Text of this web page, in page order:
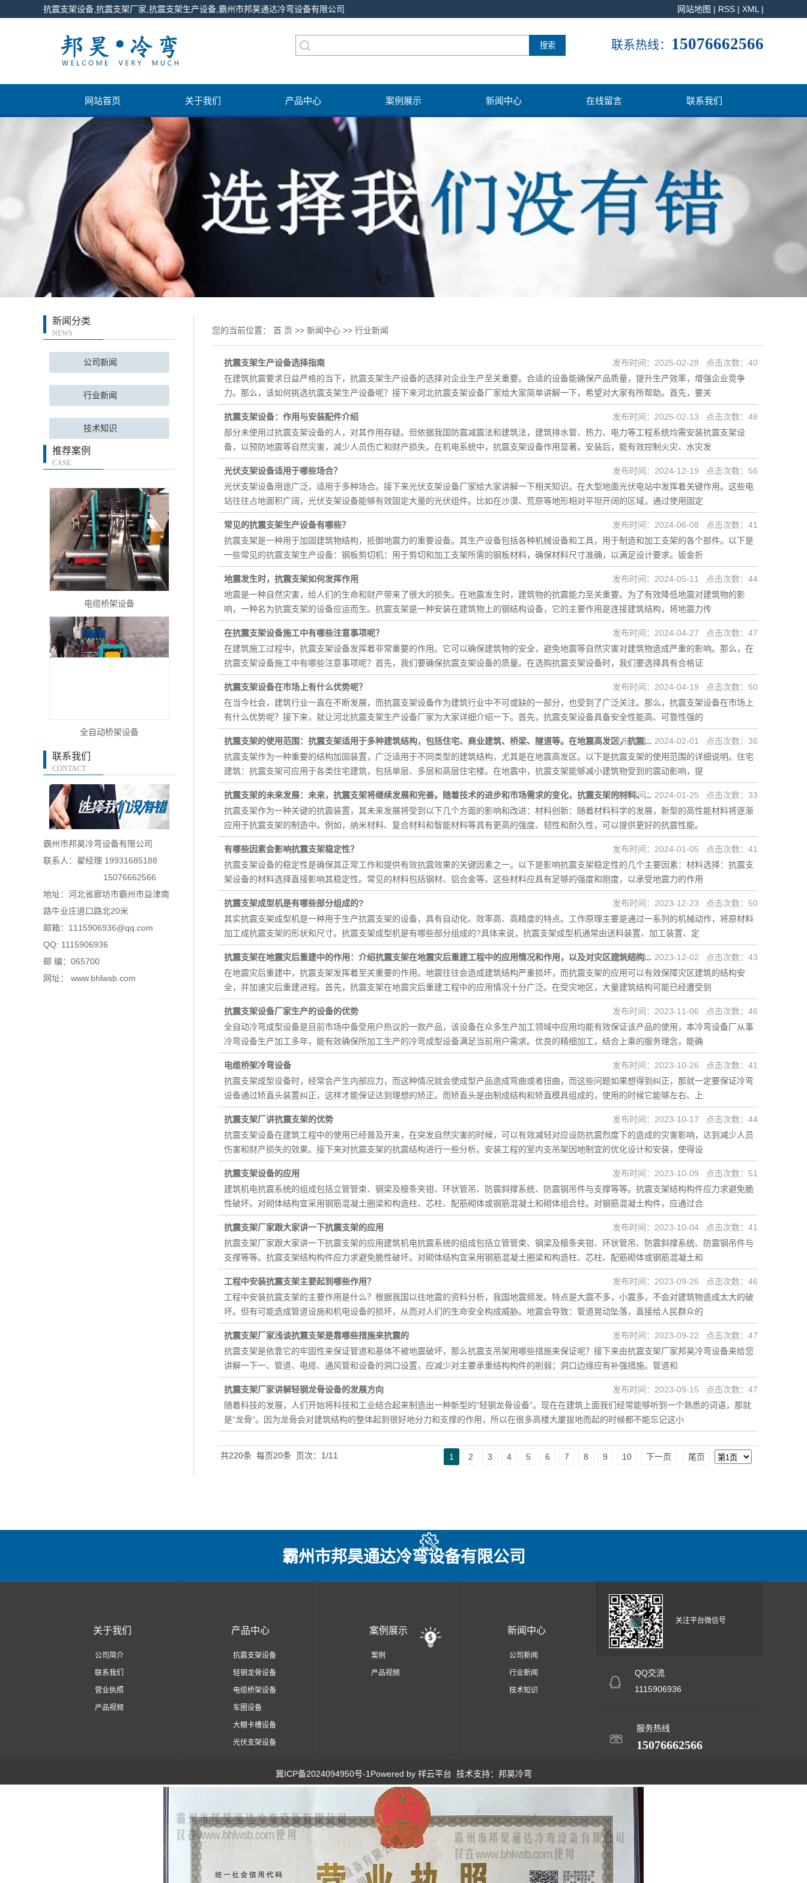
抗震支架设备,抗震支架厂家,抗震支架生产设备,霸州市邦昊通达冷弯设备有限公司 网站地图 | RSS | XML |
联系热线： 15076662566
网站首页 关于我们
公司简介
联系我们
营业执照
产品视频
产品中心
电缆桥架设备
车圈设备
大棚卡槽设备
案例展示
案例
产品视频
新闻中心
技术知识
在线留言 联系我们
新闻分类
NEWS
公司新闻
行业新闻
技术知识
推荐案例
CASE
电缆桥架设备
全自动桥架设备
联系我们
CONTACT
霸州市邦昊冷弯设备有限公司
联系人：翟经理 19931685188
15076662566
地址：河北省廊坊市霸州市益津南
路牛业庄道口路北20米
邮箱：1115906936@qq.com
QQ: 1115906936
邮 编：065700
网址： www.bhlwsb.com
您的当前位置： 首 页 >> 新闻中心 >> 行业新闻
抗震支架生产设备选择指南
在建筑抗震要求日益严格的当下，抗震支架生产设备的选择对企业生产至关重要。合适的设备能确保产品质量，提升生产效率，增强企业竞争
力。那么，该如何挑选抗震支架生产设备呢？接下来河北抗震支架设备厂家给大家简单讲解一下，希望对大家有所帮助。首先，要关
发布时间：2025-02-28 点击次数：40
抗震支架设备：作用与安装配件介绍
部分未使用过抗震支架设备的人，对其作用存疑。但依据我国防震减震法和建筑法，建筑排水管、热力、电力等工程系统均需安装抗震支架设
备，以预防地震等自然灾害，减少人员伤亡和财产损失。在机电系统中，抗震支架设备作用显著。安装后，能有效控制火灾、水灾发
发布时间：2025-02-13 点击次数：48
光伏支架设备适用于哪些场合？
光伏支架设备用途广泛，适用于多种场合。接下来光伏支架设备厂家给大家讲解一下相关知识。在大型地面光伏电站中发挥着关键作用。这些电
站往往占地面积广阔，光伏支架设备能够有效固定大量的光伏组件。比如在沙漠、荒原等地形相对平坦开阔的区域，通过使用固定
发布时间：2024-12-19 点击次数：56
常见的抗震支架生产设备有哪些？
抗震支架是一种用于加固建筑物结构，抵御地震力的重要设备。其生产设备包括各种机械设备和工具，用于制造和加工支架的各个部件。以下是
一些常见的抗震支架生产设备：钢板剪切机：用于剪切和加工支架所需的钢板材料，确保材料尺寸准确，以满足设计要求。钣金折
发布时间：2024-06-08 点击次数：41
地震发生时，抗震支架如何发挥作用
地震是一种自然灾害，给人们的生命和财产带来了很大的损失。在地震发生时，建筑物的抗震能力至关重要。为了有效降低地震对建筑物的影
响，一种名为抗震支架的设备应运而生。抗震支架是一种安装在建筑物上的钢结构设备，它的主要作用是连接建筑结构，将地震力传
发布时间：2024-05-11 点击次数：44
在抗震支架设备施工中有哪些注意事项呢？
在建筑施工过程中，抗震支架设备发挥着非常重要的作用。它可以确保建筑物的安全，避免地震等自然灾害对建筑物造成严重的影响。那么，在
抗震支架设备施工中有哪些注意事项呢？首先，我们要确保抗震支架设备的质量。在选购抗震支架设备时，我们要选择具有合格证
发布时间：2024-04-27 点击次数：47
抗震支架设备在市场上有什么优势呢？
在当今社会，建筑行业一直在不断发展，而抗震支架设备作为建筑行业中不可或缺的一部分，也受到了广泛关注。那么，抗震支架设备在市场上
有什么优势呢？接下来，就让河北抗震支架生产设备厂家为大家详细介绍一下。首先，抗震支架设备具备安全性能高、可靠性强的
发布时间：2024-04-19 点击次数：50
抗震支架的使用范围：抗震支架适用于多种建筑结构，包括住宅、商业建筑、桥梁、隧道等。在地震高发区，抗震...
抗震支架作为一种重要的结构加固装置，广泛适用于不同类型的建筑结构，尤其是在地震高发区。以下是抗震支架的使用范围的详细说明。住宅
建筑：抗震支架可应用于各类住宅建筑，包括单层、多层和高层住宅楼。在地震中，抗震支架能够减小建筑物受到的震动影响，提
发布时间：2024-02-01 点击次数：36
抗震支架的未来发展：未来，抗震支架将继续发展和完善。随着技术的进步和市场需求的变化，抗震支架的材料、...
抗震支架作为一种关键的抗震装置，其未来发展将受到以下几个方面的影响和改进：材料创新：随着材料科学的发展，新型的高性能材料将逐渐
应用于抗震支架的制造中。例如，纳米材料、复合材料和智能材料等具有更高的强度、韧性和耐久性，可以提供更好的抗震性能。
发布时间：2024-01-25 点击次数：33
有哪些因素会影响抗震支架稳定性？
抗震支架设备的稳定性是确保其正常工作和提供有效抗震效果的关键因素之一。以下是影响抗震支架稳定性的几个主要因素：材料选择：抗震支
架设备的材料选择直接影响其稳定性。常见的材料包括钢材、铝合金等。这些材料应具有足够的强度和刚度，以承受地震力的作用
发布时间：2024-01-05 点击次数：41
抗震支架成型机是有哪些部分组成的?
其实抗震支架成型机是一种用于生产抗震支架的设备，具有自动化、效率高、高精度的特点。工作原理主要是通过一系列的机械动作，将原材料
加工成抗震支架的形状和尺寸。抗震支架成型机是有哪些部分组成的?具体来说，抗震支架成型机通常由送料装置、加工装置、定
发布时间：2023-12-23 点击次数：50
抗震支架在地震灾后重建中的作用：介绍抗震支架在地震灾后重建工程中的应用情况和作用，以及对灾区建筑结构...
在地震灾后重建中，抗震支架发挥着至关重要的作用。地震往往会造成建筑结构严重损坏，而抗震支架的应用可以有效保障灾区建筑的结构安
全，并加速灾后重建进程。首先，抗震支架在地震灾后重建工程中的应用情况十分广泛。在受灾地区，大量建筑结构可能已经遭受到
发布时间：2023-12-02 点击次数：43
抗震支架设备厂家生产的设备的优势
全自动冷弯成型设备是目前市场中备受用户热议的一款产品，该设备在众多生产加工领域中应用均能有效保证该产品的使用，本冷弯设备厂从事
冷弯设备生产加工多年，能有效确保所加工生产的冷弯成型设备满足当前用户需求。优良的精细加工，结合上乘的服务理念，能确
发布时间：2023-11-06 点击次数：46
电缆桥架冷弯设备
抗震支架成型设备时，经常会产生内部应力，而这种情况就会使成型产品造成弯曲或者扭曲，而这些问题如果想得到纠正，那就一定要保证冷弯
设备通过矫直头装置纠正，这样才能保证达到理想的矫正。而矫直头是由制成结构和矫直模具组成的，使用的时候它能够左右、上
发布时间：2023-10-26 点击次数：41
抗震支架厂讲抗震支架的优势
抗震支架设备在建筑工程中的使用已经普及开来，在突发自然灾害的时候，可以有效减轻对应设防抗震烈度下的造成的灾害影响，达到减少人员
伤害和财产损失的效果。接下来对抗震支架的抗震结构进行一些分析。安装工程的室内支吊架因地制宜的优化设计和安装，使得设
发布时间：2023-10-17 点击次数：44
抗震支架设备的应用
建筑机电抗震系统的组成包括立管管束、钢梁及檩条夹钳、环状管吊、防震斜撑系统、防震钢吊件与支撑等等。抗震支架结构构件应力求避免脆
性破坏。对砌体结构宜采用钢筋混凝土圈梁和构造柱、芯柱、配筋砌体或钢筋混凝土和砌体组合柱。对钢筋混凝土构件，应通过合
发布时间：2023-10-09 点击次数：51
抗震支架厂家跟大家讲一下抗震支架的应用
抗震支架厂家跟大家讲一下抗震支架的应用建筑机电抗震系统的组成包括立管管束、钢梁及檩条夹钳、环状管吊、防震斜撑系统、防震钢吊件与
支撑等等。抗震支架结构构件应力求避免脆性破坏。对砌体结构宜采用钢筋混凝土圈梁和构造柱、芯柱、配筋砌体或钢筋混凝土和
发布时间：2023-10-04 点击次数：41
工程中安装抗震支架主要起到哪些作用？
工程中安装抗震支架的主要作用是什么？根据我国以往地震的资料分析，我国地震频发。特点是大震不多，小震多，不会对建筑物造成太大的破
坏。但有可能造成管道设施和机电设备的损坏，从而对人们的生命安全构成威胁。地震会导致：管道晃动坠落，直接给人民群众的
发布时间：2023-09-26 点击次数：46
抗震支架厂家浅谈抗震支架是靠哪些措施来抗震的
抗震支架是依靠它的牢固性来保证管道和基体不被地震破坏，那么抗震支吊架用哪些措施来保证呢？接下来由抗震支架厂家邦昊冷弯设备来给您
讲解一下一、管道、电缆、通风管和设备的洞口设置，应减少对主要承重结构构件的削弱；洞口边缘应有补强措施。管道和
发布时间：2023-09-22 点击次数：47
抗震支架厂家讲解轻钢龙骨设备的发展方向
随着科技的发展，人们开始将科技和工业结合起来制造出一种新型的“轻钢龙骨设备”。现在在建筑上面我们经常能够听到一个熟悉的词语，那就
是“龙骨”。因为龙骨会对建筑结构的整体起到很好地分力和支撑的作用，所以在很多高楼大厦拔地而起的时候都不能忘记这小
发布时间：2023-09-15 点击次数：47
共220条 每页20条 页次：1/11 1 2 3 4 5 6 7 8 9 10 下一页 尾页
霸州市邦昊通达冷弯设备有限公司
关于我们
公司简介
联系我们
营业执照
产品视频
产品中心
抗震支架设备
轻钢龙骨设备
电缆桥架设备
车圈设备
大棚卡槽设备
光伏支架设备
案例展示
案例
产品视频
新闻中心
公司新闻
行业新闻
技术知识
关注平台微信号
QQ交流
1115906936
服务热线
15076662566
冀ICP备2024094950号-1Powered by 祥云平台 技术支持： 邦昊冷弯